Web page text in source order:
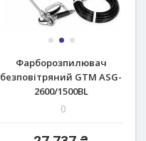
Фарборозпилювач
безповітряний GTM ASG-
2600/1500BL
0